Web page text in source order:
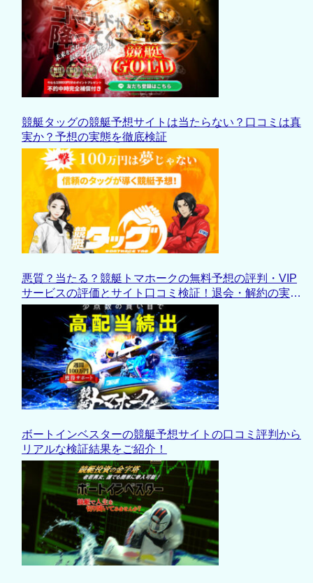
競艇タッグの競艇予想サイトは当たらない？口コミは真
実か？予想の実態を徹底検証
悪質？当たる？競艇トマホークの無料予想の評判・VIP
サービスの評価とサイト口コミ検証！退会・解約の実情
も徹底解説
ボートインベスターの競艇予想サイトの口コミ評判から
リアルな検証結果をご紹介！